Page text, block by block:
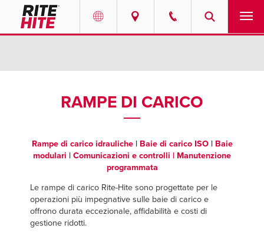
Portuguese
EUROPE
English
CHI SIAMO
DOCUMENTAZIONE
RAMPE DI CARICO
Rampe di carico idrauliche| Baie di carico ISO| Baie
modulari | Comunicazioni e controlli | Manutenzione
programmata
Le rampe di carico Rite-Hite sono progettate per le
operazioni più impegnative sulle baie di carico e
offrono durata eccezionale, affidabilità e costi di
gestione ridotti.